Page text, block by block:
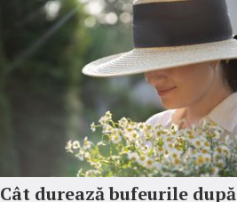
Cât durează bufeurile după